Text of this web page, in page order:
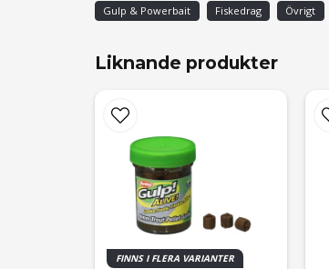
Gulp & Powerbait Fiskedrag Övrigt
Liknande produkter
FINNS I FLERA VARIANTER